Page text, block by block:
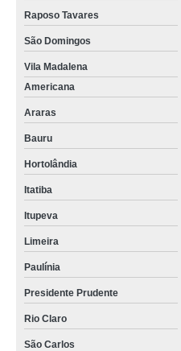
Raposo Tavares
São Domingos
Vila Madalena
Americana
Araras
Bauru
Hortolândia
Itatiba
Itupeva
Limeira
Paulínia
Presidente Prudente
Rio Claro
São Carlos